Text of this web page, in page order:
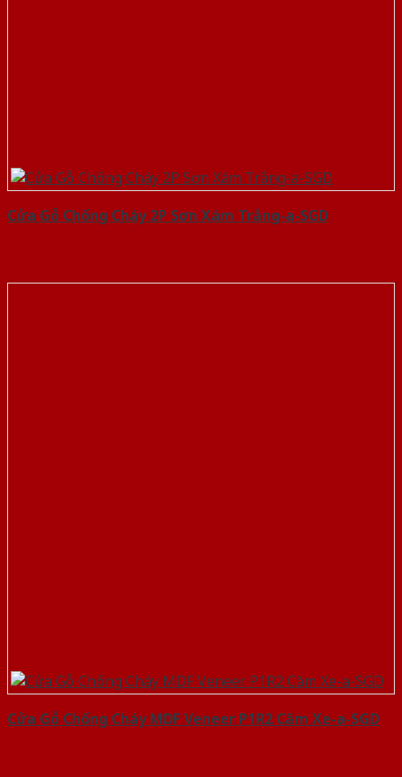
Cửa Gỗ Chống Cháy 2P Sơn Xám Trắng-a-SGD
Cửa Gỗ Chống Cháy MDF Veneer P1R2 Căm Xe-a-SGD